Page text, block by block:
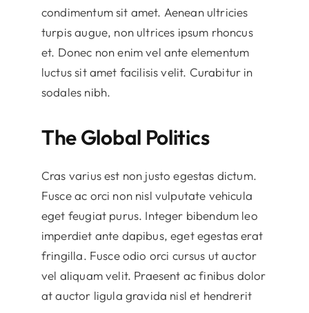
condimentum sit amet. Aenean ultricies
turpis augue, non ultrices ipsum rhoncus
et. Donec non enim vel ante elementum
luctus sit amet facilisis velit. Curabitur in
sodales nibh.
The Global Politics
Cras varius est non justo egestas dictum.
Fusce ac orci non nisl vulputate vehicula
eget feugiat purus. Integer bibendum leo
imperdiet ante dapibus, eget egestas erat
fringilla. Fusce odio orci cursus ut auctor
vel aliquam velit. Praesent ac finibus dolor
at auctor ligula gravida nisl et hendrerit